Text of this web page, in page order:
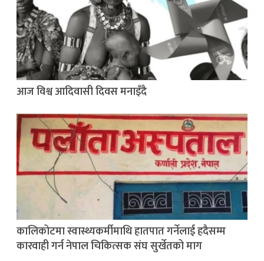
आज विश्व आदिवासी दिवस मनाइँदै
कालिकोटमा स्वास्थ्यकर्मीमाथि हातपात गर्नेलाई हदैसम्म
कारवाही गर्न नेपाल चिकित्सक संघ सुर्खेतको माग